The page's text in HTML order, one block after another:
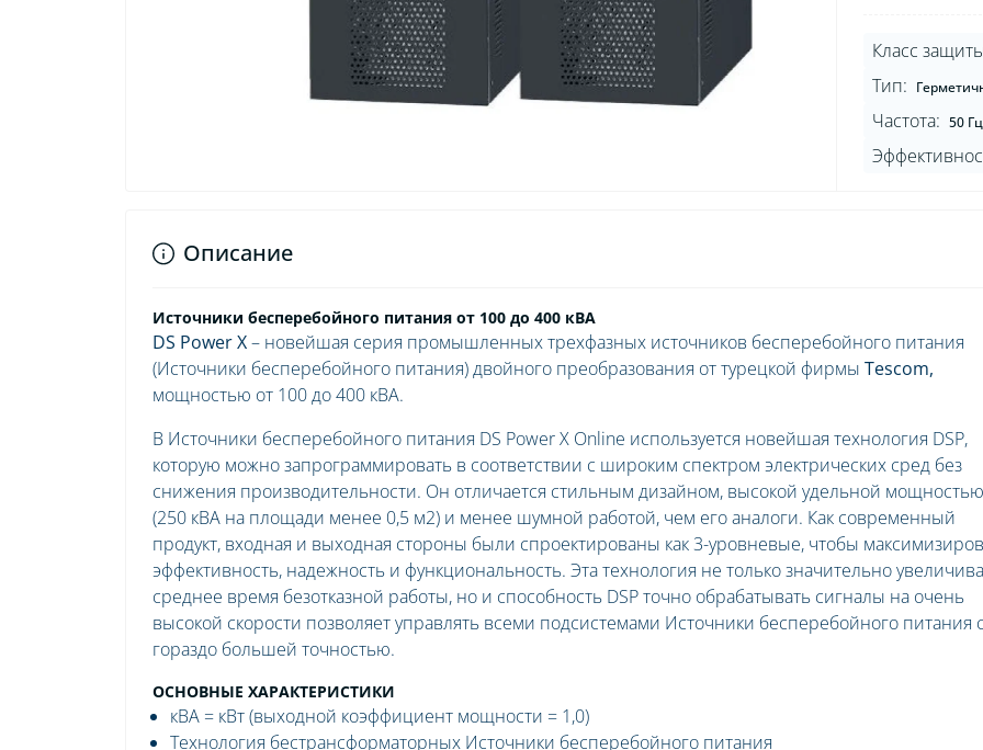
Класс
Тип:
Частота: 50
Описание
Источники бесперебойного питания от 100 до 400 кВА
DS PowerX– новейшая серия промышленных трехфазных источников бесперебойного питания
(Источники бесперебойного питания) двойного преобразования от турецкой фирмы Tescom,
мощностью от 100 до 400 кВА.
В Источники бесперебойного питания DS Power X Online используется новейшая технология DSP,
которую можно запрограммировать в соответствии с широким спектром электрических сред без
снижения производительности. Он отличается стильным дизайном, высокой удельной мощностью
(250 кВА на площади менее 0,5 м2) и менее шумной работой, чем его аналоги. Как современный
продукт, входная и выходная стороны были спроектированы как 3-уровневые, чтобы
эффективность, надежность и функциональность. Эта технология не только значительно
среднее время безотказной работы, но и способность DSP точно обрабатывать сигналы на очень
высокой скорости позволяет управлять всеми подсистемами Источники бесперебойного питания с
гораздо большей точностью.
ОСНОВНЫЕ ХАРАКТЕРИСТИКИ
кВА = кВт (выходной коэффициент мощности = 1,0)
Технология бестрансформаторных Источники бесперебойного питания